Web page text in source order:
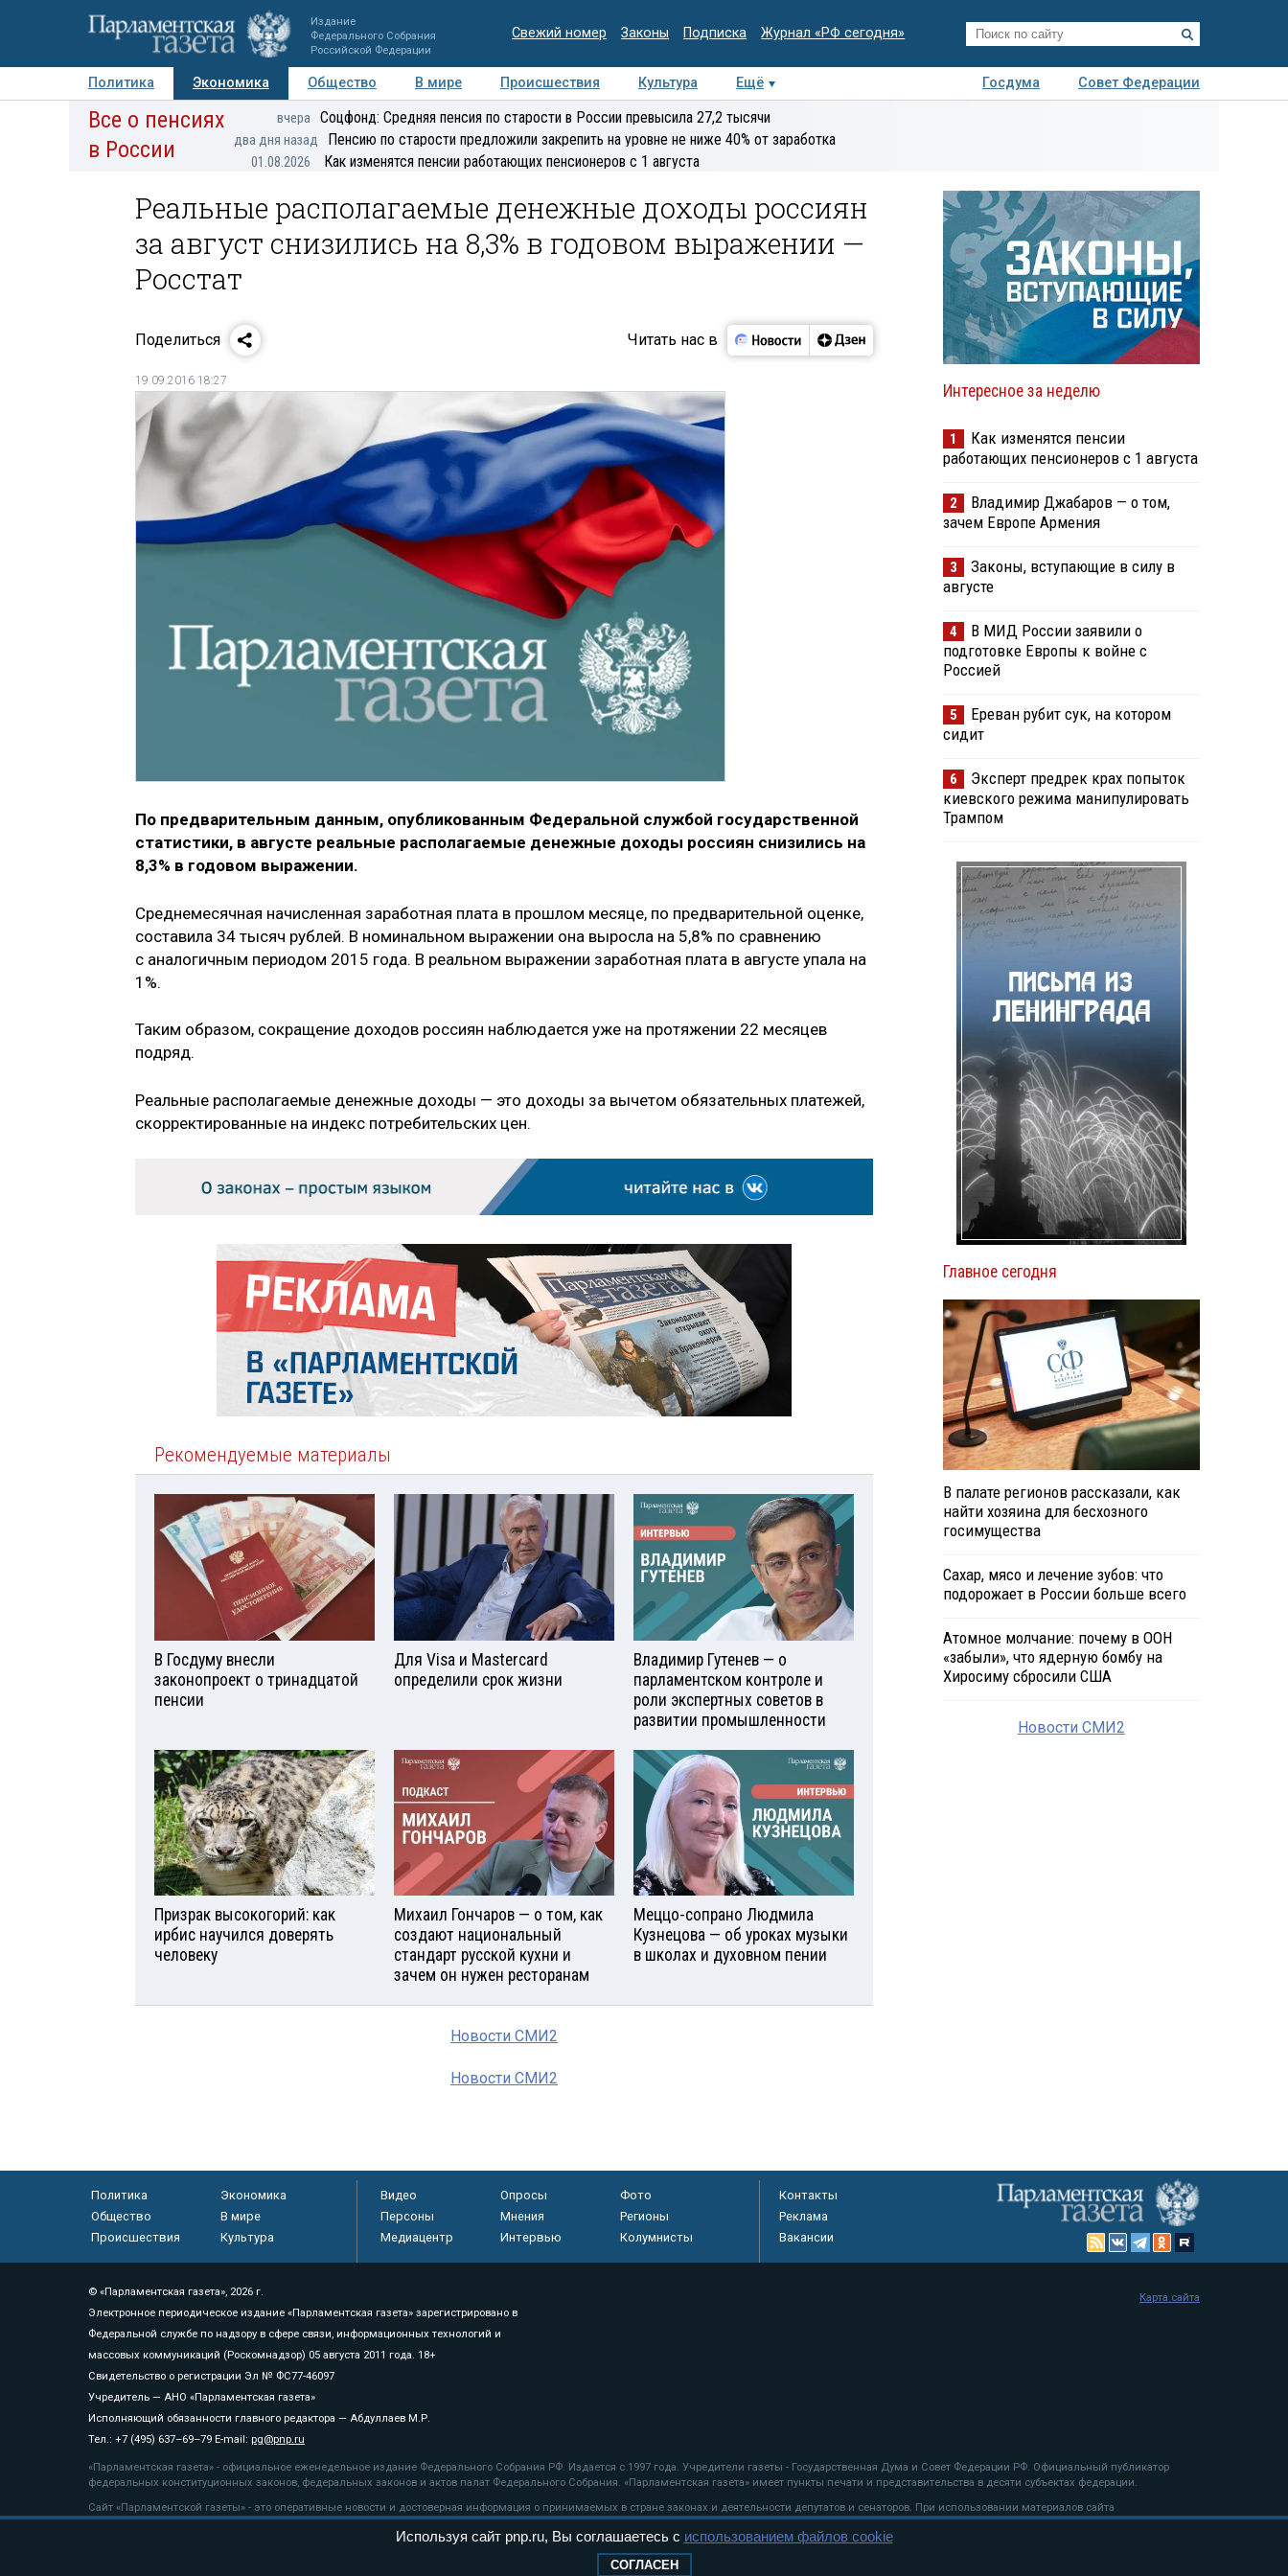
Издание
Федерального Собрания
Российской Федерации
Свежий номер Законы Подписка Журнал «РФ сегодня»
Политика Экономика Общество В мире Происшествия Культура Ещё Госдума
Совет Федерации
Авторы Персоны Мнения Регионы Медиацентр Интервью Колумнисты
экспертиза
Все о пенсиях
в России
вчера Соцфонд: Средняя пенсия по старости в России превысила 27,2 тысячи
два дня назад Пенсию по старости предложили закрепить на уровне не ниже 40% от заработка
01.08.2026 Как изменятся пенсии работающих пенсионеров с 1 августа
Реальные располагаемые денежные доходы россиян
за август снизились на 8,3% в годовом выражении —
Росстат
Поделиться Читать нас в
19.09.2016 18:27
По предварительным данным, опубликованным Федеральной службой государственной
статистики, в августе реальные располагаемые денежные доходы россиян снизились на
8,3% в годовом выражении.
Среднемесячная начисленная заработная плата в прошлом месяце, по предварительной оценке,
составила 34 тысяч рублей. В номинальном выражении она выросла на 5,8% по сравнению
с аналогичным периодом 2015 года. В реальном выражении заработная плата в августе упала на
1%.
Таким образом, сокращение доходов россиян наблюдается уже на протяжении 22 месяцев
подряд.
Реальные располагаемые денежные доходы — это доходы за вычетом обязательных платежей,
скорректированные на индекс потребительских цен.
Рекомендуемые материалы
В Госдуму внесли
законопроект о тринадцатой
пенсии
Для Visа и Mastercard
определили срок жизни
Владимир Гутенев — о
парламентском контроле и
роли экспертных советов в
развитии промышленности
Призрак высокогорий: как
ирбис научился доверять
человеку
Михаил Гончаров — о том, как
создают национальный
стандарт русской кухни и
зачем он нужен ресторанам
Меццо-сопрано Людмила
Кузнецова — об уроках музыки
в школах и духовном пении
Новости СМИ2
Новости СМИ2
Интересное за неделю
1
Как изменятся пенсии
работающих пенсионеров с 1 августа
2
Владимир Джабаров — о том,
зачем Европе Армения
3
Законы, вступающие в силу в
августе
4
В МИД России заявили о
подготовке Европы к войне с
Россией
5
Ереван рубит сук, на котором
сидит
6
Эксперт предрек крах попыток
киевского режима манипулировать
Трампом
Главное сегодня
В палате регионов рассказали, как
найти хозяина для бесхозного
госимущества
Сахар, мясо и лечение зубов: что
подорожает в России больше всего
Атомное молчание: почему в ООН
«забыли», что ядерную бомбу на
Хиросиму сбросили США
Новости СМИ2
Политика
Экономика
Общество
В мире
Происшествия
Культура
Видео Опросы
Фото
Персоны
Мнения
Регионы
Медиацентр
Интервью Колумнисты
Контакты
Реклама
Вакансии
© «Парламентская газета», 2026 г.
Электронное периодическое издание «Парламентская газета» зарегистрировано в
Федеральной службе по надзору в сфере связи, информационных технологий и
массовых коммуникаций (Роскомнадзор) 05 августа 2011 года. 18+
Свидетельство о регистрации Эл № ФС77-46097
Учредитель — АНО «Парламентская газета»
Исполняющий обязанности главного редактора — Абдуллаев М.Р.
Тел.: +7 (495) 637–69–79 E-mail: pg@pnp.ru
«Парламентская газета» - официальное еженедельное издание Федерального Собрания РФ. Издается с 1997 года. Учредители газеты - Государственная Дума и Совет Федерации РФ. Официальный публикатор
федеральных конституционных законов, федеральных законов и актов палат Федерального Собрания. «Парламентская газета» имеет пункты печати и представительства в десяти субъектах федерации.
Сайт «Парламентской газеты» - это оперативные новости и достоверная информация о принимаемых в стране законах и деятельности депутатов и сенаторов. При использовании материалов сайта
«Парламентской газеты» активная ссылка на pnp.ru обязательна.
рекомендательные технологии
Карта сайта
Используя сайт pnp.ru, Вы соглашаетесь с использованием файлов cookie
СОГЛАСЕН